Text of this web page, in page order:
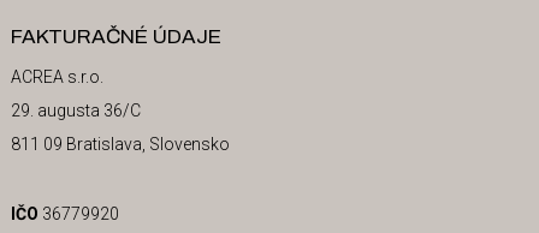
FAKTURAČNÉ ÚDAJE
ACREA s.r.o.
29. augusta 36/C
811 09 Bratislava, Slovensko
IČO 36779920